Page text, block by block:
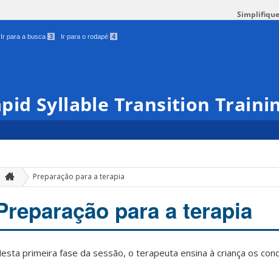
Ir para a busca 3 Ir para o rodapé 4
Syllable Transition
Preparação para a terapia
para a terapia
primeira fase da sessão, o terapeuta ensina à criança os